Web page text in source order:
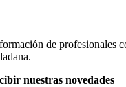
de profesionales
nuestras novedades